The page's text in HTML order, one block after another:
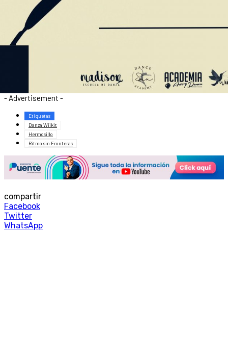
- Advertisement -
Etiquetas
Danza Wiikit
Hermosillo
Ritmo sin Fronteras
compartir
Facebook
Twitter
WhatsApp